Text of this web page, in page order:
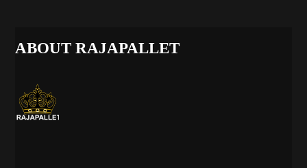
ABOUT RAJAPALLET